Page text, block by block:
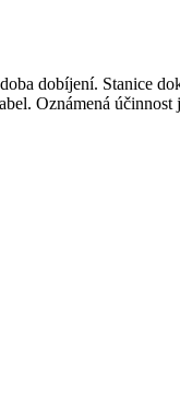
dobíjení. Stanice
Oznámená účinnost